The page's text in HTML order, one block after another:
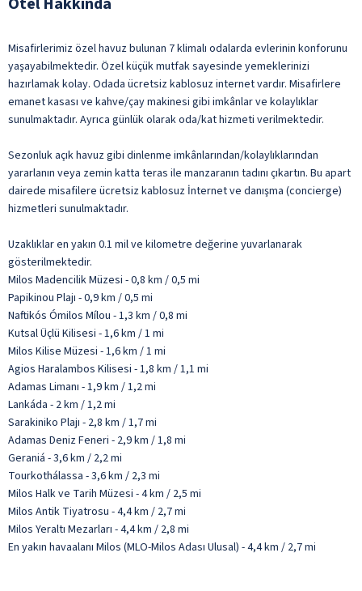
Misafirlerimiz özel havuz bulunan 7 klimalı odalarda evlerinin konforunu
yaşayabilmektedir. Özel küçük mutfak sayesinde yemeklerinizi
hazırlamak kolay. Odada ücretsiz kablosuz internet vardır. Misafirlere
emanet kasası ve kahve/çay makinesi gibi imkânlar ve kolaylıklar
sunulmaktadır. Ayrıca günlük olarak oda/kat hizmeti verilmektedir.
Sezonluk açık havuz gibi dinlenme imkânlarından/kolaylıklarından
yararlanın veya zemin katta teras ile manzaranın tadını çıkartın. Bu apart
dairede misafilere ücretsiz kablosuz İnternet ve danışma (concierge)
hizmetleri sunulmaktadır.
Uzaklıklar en yakın 0.1 mil ve kilometre değerine yuvarlanarak
gösterilmektedir.
Milos Madencilik Müzesi - 0,8 km / 0,5 mi
Papikinou Plajı - 0,9 km / 0,5 mi
Naftikós Ómilos Mílou - 1,3 km / 0,8 mi
Kutsal Üçlü Kilisesi - 1,6 km / 1 mi
Milos Kilise Müzesi - 1,6 km / 1 mi
Agios Haralambos Kilisesi - 1,8 km / 1,1 mi
Adamas Limanı - 1,9 km / 1,2 mi
Lankáda - 2 km / 1,2 mi
Sarakiniko Plajı - 2,8 km / 1,7 mi
Adamas Deniz Feneri - 2,9 km / 1,8 mi
Geraniá - 3,6 km / 2,2 mi
Tourkothálassa - 3,6 km / 2,3 mi
Milos Halk ve Tarih Müzesi - 4 km / 2,5 mi
Milos Antik Tiyatrosu - 4,4 km / 2,7 mi
Milos Yeraltı Mezarları - 4,4 km / 2,8 mi
En yakın havaalanı Milos (MLO-Milos Adası Ulusal) - 4,4 km / 2,7 mi